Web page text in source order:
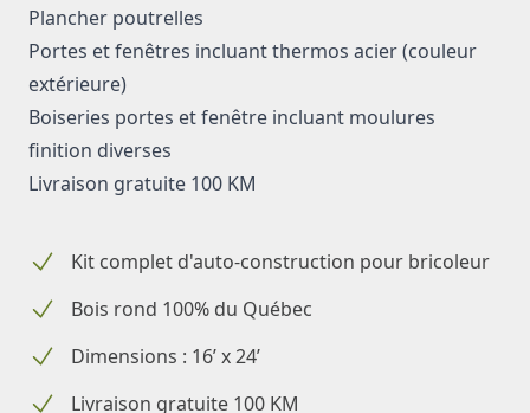
Plancher poutrelles
Portes et fenêtres incluant thermos acier (couleur
extérieure)
Boiseries portes et fenêtre incluant moulures
finition diverses
Livraison gratuite 100 KM
Kit complet d'auto-construction pour bricoleur
Bois rond 100% du Québec
Dimensions : 16’ x 24’
Livraison gratuite 100 KM